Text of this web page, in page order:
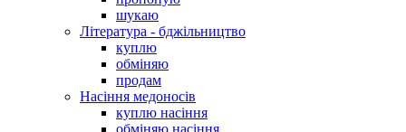
шукаю
Література - бджільництво
куплю
обміняю
продам
Насіння медоносів
куплю насіння
обміняю насіння